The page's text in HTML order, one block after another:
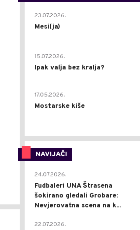
23.07.2026.
Mesi(ja)
15.07.2026.
Ipak valja bez kralja?
17.05.2026.
Mostarske kiše
NAVIJAČI
24.07.2026.
Fudbaleri UNA Štrasena
šokirano gledali Grobare:
Nevjerovatna scena na k...
22.07.2026.